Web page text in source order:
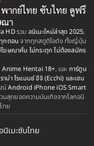
1998
1993
1991
1989
1987
1980
ากย์ไทย ซับไทย ดูฟรี
ณา
HDรวม อนิเมะใหม่ล่าสุด 2025,
กตอน จากทุกสตูดิโอดัง ทั้งญี่ปุ่น
ฆษณาคั่น ไม่กระตุก ไม่ต้องสมัคร
Anime Hentai 18+, และ การ์ตูน
ม่า โรแมนซ์ อีจิ (Ecchi) และเฮน
ณ์Android iPhone iOS Smart
มสุดยอดความบันเทิงจากโลกอนิ
ทย
นิเมะซับไทย